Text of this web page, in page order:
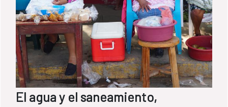
El agua y el saneamiento,